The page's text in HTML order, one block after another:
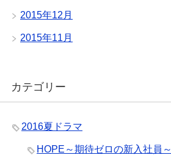
2015年12月
2015年11月
カテゴリー
2016夏ドラマ
HOPE～期待ゼロの新入社員～